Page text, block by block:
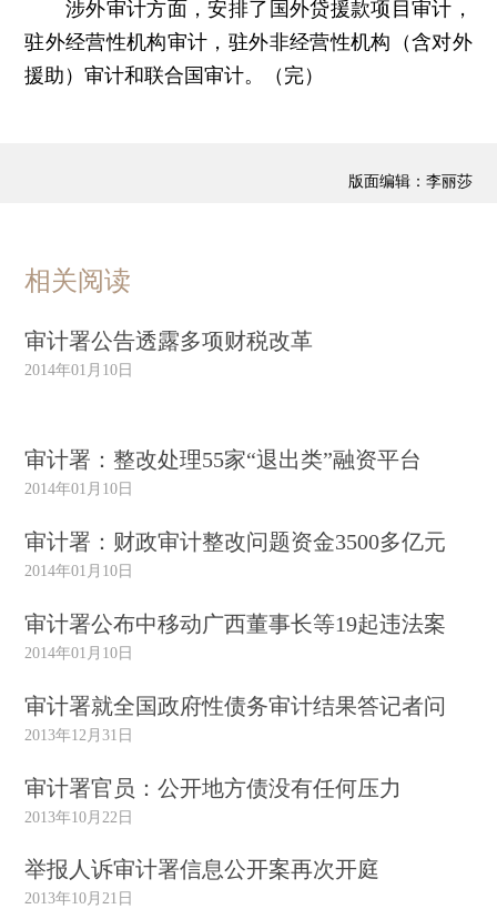
涉外审计方面，安排了国外贷援款项目审计，
驻外经营性机构审计，驻外非经营性机构（含对外
援助）审计和联合国审计。（完）
版面编辑：李丽莎
相关阅读
审计署公告透露多项财税改革
2014年01月10日
审计署：整改处理55家“退出类”融资平台
2014年01月10日
审计署：财政审计整改问题资金3500多亿元
2014年01月10日
审计署公布中移动广西董事长等19起违法案
2014年01月10日
审计署就全国政府性债务审计结果答记者问
2013年12月31日
审计署官员：公开地方债没有任何压力
2013年10月22日
举报人诉审计署信息公开案再次开庭
2013年10月21日